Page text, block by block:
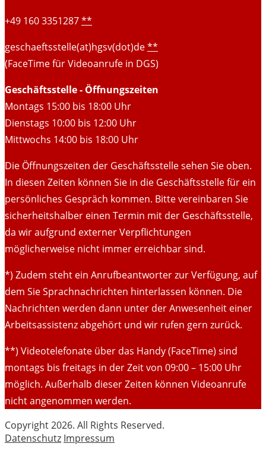
+49 160 3351287**
geschaeftsstelle(at)hgsv(dot)de**
(FaceTime für Videoanrufe in DGS)
Geschäftsstelle - Öffnungszeiten
Montags 15:00 bis 18:00 Uhr
Dienstags 10:00 bis 12:00 Uhr
Mittwochs 14:00 bis 18:00 Uhr
Die Öffnungszeiten der Geschäftsstelle sehen Sie oben.
In diesen Zeiten können Sie in die Geschäftsstelle für ein
persönliches Gespräch kommen. Bitte vereinbaren Sie
sicherheitshalber einen Termin mit der Geschäftsstelle,
da wir aufgrund externer Verpflichtungen
möglicherweise nicht immer erreichbar sind.
*) Zudem steht ein Anrufbeantworter zur Verfügung, auf
dem Sie Sprachnachrichten hinterlassen können. Die
Nachrichten werden dann unter der Anwesenheit einer
Arbeitsassistenz abgehört und wir rufen gern zurück.
**) Videotelefonate über das Handy (FaceTime) sind
montags bis freitags in der Zeit von 09:00 – 15:00 Uhr
möglich. Außerhalb dieser Zeiten können Videoanrufe
nicht angenommen werden.
Copyright 2026. All Rights Reserved.
Datenschutz Impressum